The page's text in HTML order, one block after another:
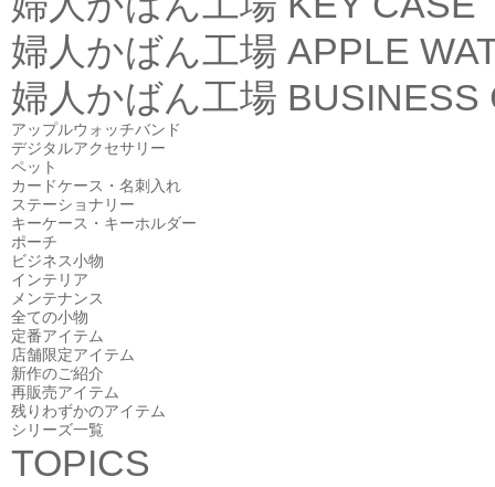
婦人かばん工場 APPLE
婦人かばん工場 BUSINESS
アップルウォッチバンド
デジタルアクセサリー
ペット
カードケース・名刺入れ
ステーショナリー
キーケース・キーホルダー
ポーチ
ビジネス小物
インテリア
メンテナンス
全ての小物
定番アイテム
店舗限定アイテム
新作のご紹介
再販売アイテム
残りわずかのアイテム
シリーズ一覧
TOPICS